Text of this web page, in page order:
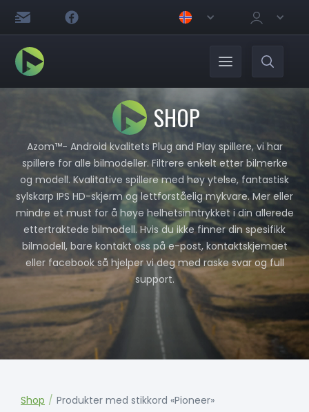
SHOP
Azom™- Android kvalitets Plug and Play spillere, vi har
spillere for alle bilmodeller. Filtrere enkelt etter bilmerke
og modell. Kvalitative spillere med høy ytelse, fantastisk
sylskarp IPS HD-skjerm og lettforståelig mykvare. Mer eller
mindre et must for å høye helhetsinntrykket i din allerede
ettertraktede bilmodell. Hvis du ikke finner din spesifikk
bilmodell, bare kontakt oss på e-post, kontaktskjemaet
eller facebook så hjelper vi deg med raske svar og full
support.
Shop / Produkter med stikkord «Pioneer»